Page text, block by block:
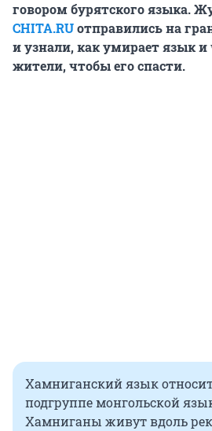
говором бурятского языка.
CHITA.RUотправились на
и узнали, как умирает язык
жители, чтобы его спасти.
Хамниганский язык
подгруппе монгольской
Хамниганы живут вдоль